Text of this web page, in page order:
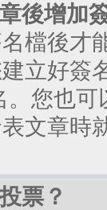
後增加
檔後才
立好簽
。您也
文章時
票？